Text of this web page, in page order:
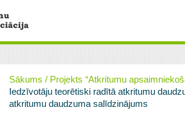
Sākums / Projekts “Atkritumu
Iedzīvotāju teorētiski radītā atkritumu
atkritumu daudzuma salīdzinājums